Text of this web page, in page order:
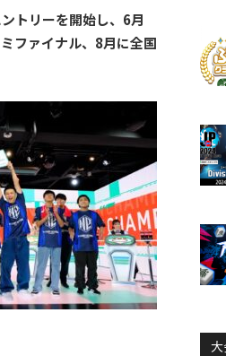
トリーを開始し、6月
ファイナル、8月に全国